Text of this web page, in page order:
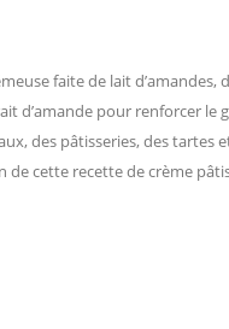
faite de lait d’amandes,
d’amande pour renforcer le
des pâtisseries, des tartes
cette recette de crème